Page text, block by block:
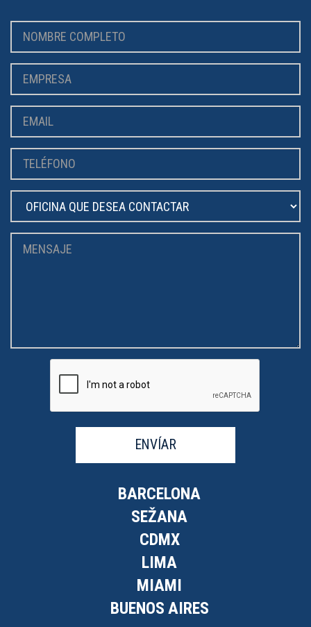
ENVÍAR
BARCELONA
SEŽANA
CDMX
LIMA
MIAMI
BUENOS AIRES